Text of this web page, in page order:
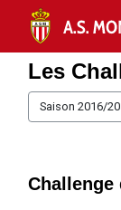
Les
Saison 2016/
Challenge